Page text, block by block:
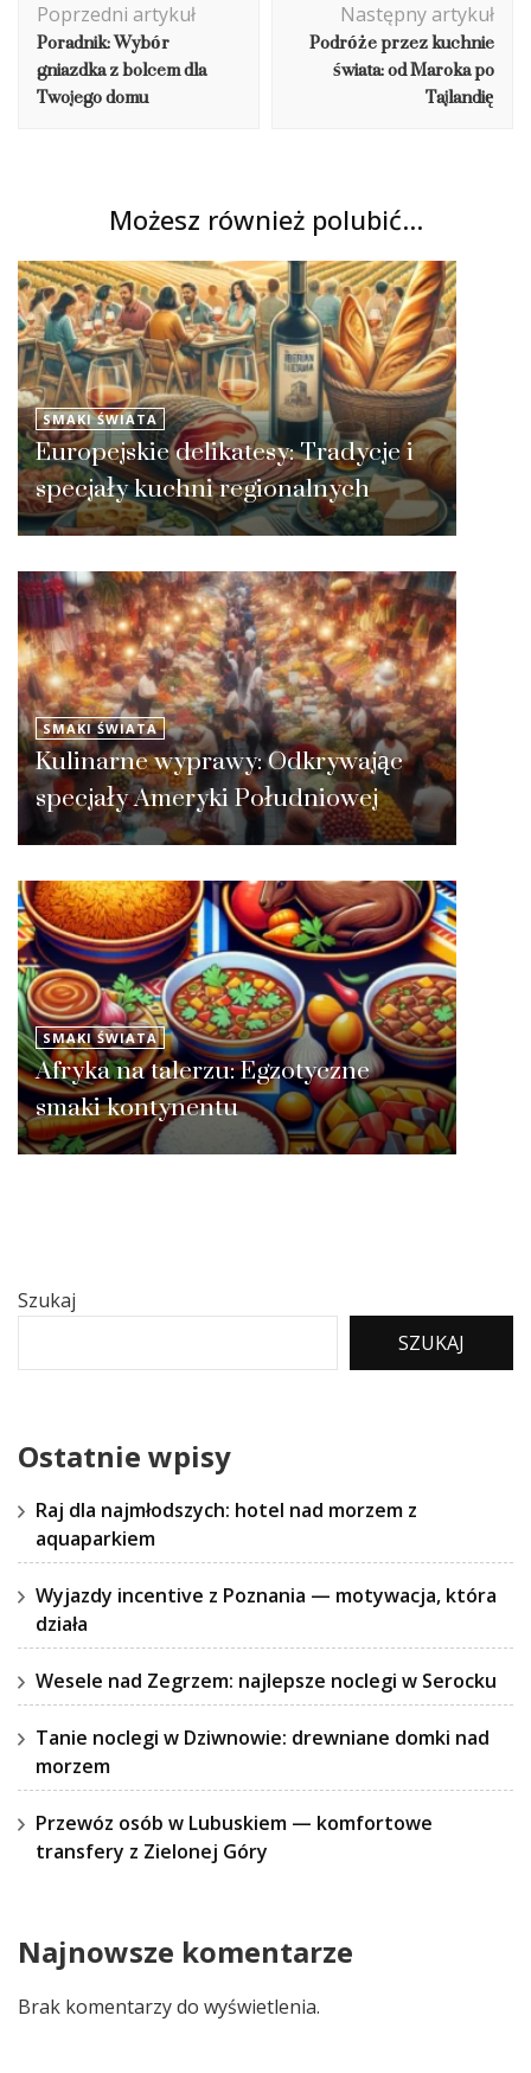
wpisu
Poprzedni artykuł
Poradnik: Wybór
gniazdka z bolcem dla
Twojego domu
Następny artykuł
Podróże przez kuchnie
świata: od Maroka po
Tajlandię
Możesz również polubić…
SMAKI ŚWIATA
Europejskie delikatesy: Tradycje i
specjały kuchni regionalnych
SMAKI ŚWIATA
Kulinarne wyprawy: Odkrywając
specjały Ameryki Południowej
SMAKI ŚWIATA
Afryka na talerzu: Egzotyczne
smaki kontynentu
Szukaj
SZUKAJ
Ostatnie wpisy
Raj dla najmłodszych: hotel nad morzem z
aquaparkiem
Wyjazdy incentive z Poznania — motywacja, która
działa
Wesele nad Zegrzem: najlepsze noclegi w Serocku
Tanie noclegi w Dziwnowie: drewniane domki nad
morzem
Przewóz osób w Lubuskiem — komfortowe
transfery z Zielonej Góry
Najnowsze komentarze
Brak komentarzy do wyświetlenia.